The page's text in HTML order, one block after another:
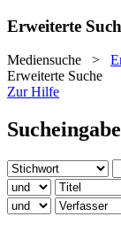
Erweiterte
Mediensuche >
Erweiterte Suche
Zur Hilfe
Sucheingabe